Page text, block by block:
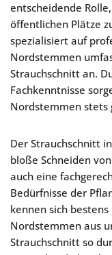
entscheidende
öffentlichen Plätze
spezialisiert auf
Nordstemmen
Strauchschnitt an.
Fachkenntnisse
Nordstemmen stets
Der Strauchschnitt
bloße Schneiden
auch eine
Bedürfnisse der
kennen sich
Nordstemmen aus
Strauchschnitt so